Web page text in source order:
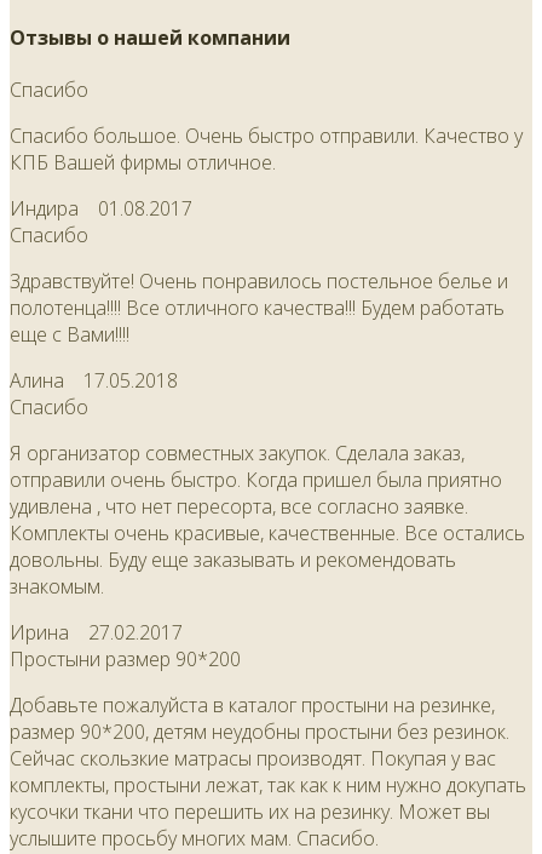
Отзывы о нашей компании
Спасибо
Спасибо большое. Очень быстро отправили. Качество у
КПБ Вашей фирмы отличное.
Индира 01.08.2017
Спасибо
Здравствуйте! Очень понравилось постельное белье и
полотенца!!!! Все отличного качества!!! Будем работать
еще с Вами!!!!
Алина 17.05.2018
Спасибо
Я организатор совместных закупок. Сделала заказ,
отправили очень быстро. Когда пришел была приятно
удивлена , что нет пересорта, все согласно заявке.
Комплекты очень красивые, качественные. Все остались
довольны. Буду еще заказывать и рекомендовать
знакомым.
Ирина 27.02.2017
Простыни размер 90*200
Добавьте пожалуйста в каталог простыни на резинке,
размер 90*200, детям неудобны простыни без резинок.
Сейчас скользкие матрасы производят. Покупая у вас
комплекты, простыни лежат, так как к ним нужно докупать
кусочки ткани что перешить их на резинку. Может вы
услышите просьбу многих мам. Спасибо.